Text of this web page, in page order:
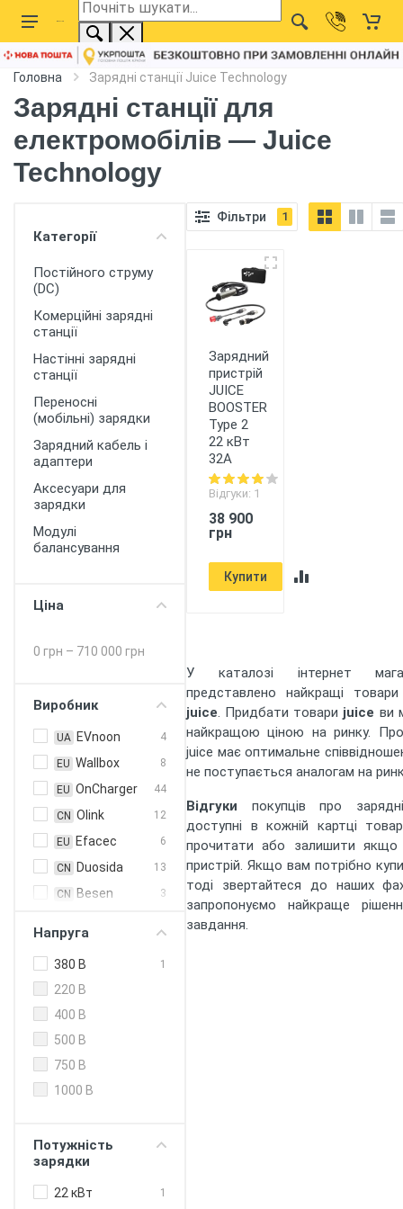
Головна Зарядні станції Juice Technology
Зарядні станції для
електромобілів — Juice
Technology
Категорії
Постійного струму
(DC)
Комерційні зарядні
станції
Настінні зарядні
станції
Переносні
(мобільні) зарядки
Зарядний кабель і
адаптери
Аксесуари для
зарядки
Модулі
балансування
Ціна
0 грн – 710 000 грн
Виробник
UA EVnoon 4
EU Wallbox 8
EU OnCharger 44
CN Olink 12
EU Efacec 6
CN Duosida 13
CN Besen 3
CN HiSmart 2
Zencar
ABB
EU Etrel
Напруга
380 В 1
220 В
400 В
500 В
750 В
1000 В
Потужність
зарядки
22 кВт 1
Фільтри 1
Зарядний
пристрій
JUICE
BOOSTER
Type 2
22 кВт
32А
Відгуки: 1
38 900
грн
Купити
У каталозі інтернет
представлено найкращі
juice. Придбати товари juice ви
найкращою ціною на ринку.
juice має оптимальне
не поступається аналогам на
Відгуки покупців про
доступні в кожній картці
прочитати або залишити
пристрій. Якщо вам потрібно
тоді звертайтеся до наших
запропонуємо найкраще
завдання.